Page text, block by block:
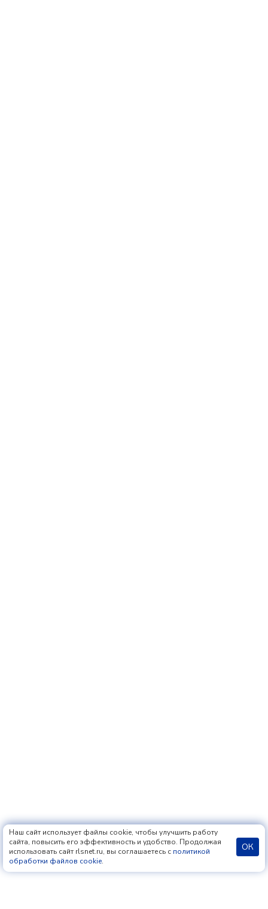
Наш сайт использует файлы cookie, чтобы улучшить работу
сайта, повысить его эффективность и удобство. Продолжая
использовать сайт rlsnet.ru, вы соглашаетесь с политикой
обработки файлов cookie.
ОК